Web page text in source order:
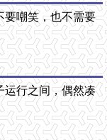
要嘲笑，也不需要
运行之间，偶然凑